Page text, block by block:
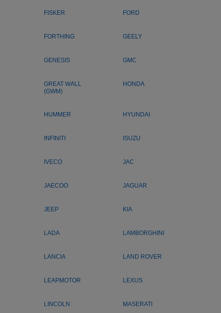
FISKER FORD
FORTHING GEELY
GENESIS GMC
GREAT WALL
(GWM)
HONDA
HUMMER HYUNDAI
INFINITI ISUZU
IVECO JAC
JAECOO JAGUAR
JEEP KIA
LADA LAMBORGHINI
LANCIA LAND ROVER
LEAPMOTOR LEXUS
LINCOLN MASERATI